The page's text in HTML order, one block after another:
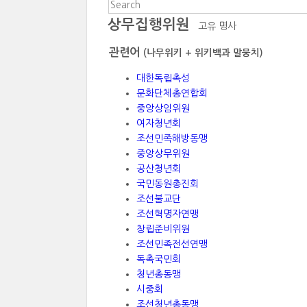
상무집행위원 고유 명사
관련어 (나무위키 + 위키백과 말뭉치)
대한독립촉성
문화단체총연합회
중앙상임위원
여자청년회
조선민족해방동맹
중앙상무위원
공산청년회
국민동원총진회
조선불교단
조선혁명자연맹
창립준비위원
조선민족전선연맹
독촉국민회
청년총동맹
시중회
조선청년총동맹